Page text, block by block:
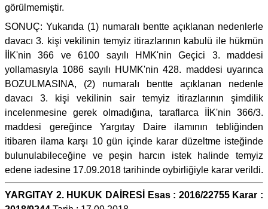
görülmemiştir.
SONUÇ: Yukarıda (1) numaralı bentte açıklanan nedenlerle
davacı 3. kişi vekilinin temyiz itirazlarının kabulü ile hükmün
İİK'nin 366 ve 6100 sayılı HMK'nin Geçici 3. maddesi
yollamasıyla 1086 sayılı HUMK'nin 428. maddesi uyarınca
BOZULMASINA, (2) numaralı bentte açıklanan nedenle
davacı 3. kişi vekilinin sair temyiz itirazlarının şimdilik
incelenmesine gerek olmadığına, taraflarca İİK'nin 366/3.
maddesi gereğince Yargıtay Daire ilamının tebliğinden
itibaren ilama karşı 10 gün içinde karar düzeltme isteğinde
bulunulabileceğine ve peşin harcın istek halinde temyiz
edene iadesine 17.09.2018 tarihinde oybirliğiyle karar verildi.
YARGITAY 2. HUKUK DAİRESİ Esas : 2016/22755 Karar :